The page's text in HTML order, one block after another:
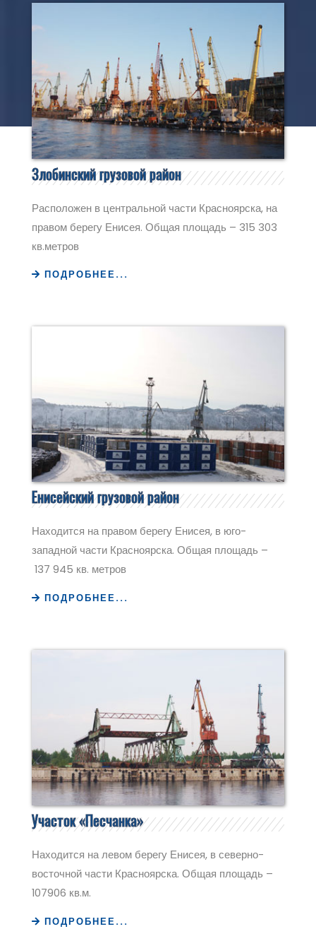
Злобинский грузовой район
Расположен в центральной части Красноярска, на
правом берегу Енисея. Общая площадь – 315 303
кв.метров
ПОДРОБНЕЕ...
Енисейский грузовой район
Находится на правом берегу Енисея, в юго-
западной части Красноярска. Общая площадь –
137 945 кв. метров
ПОДРОБНЕЕ...
Участок «Песчанка»
Находится на левом берегу Енисея, в северно-
восточной части Красноярска. Общая площадь –
107906 кв.м.
ПОДРОБНЕЕ...